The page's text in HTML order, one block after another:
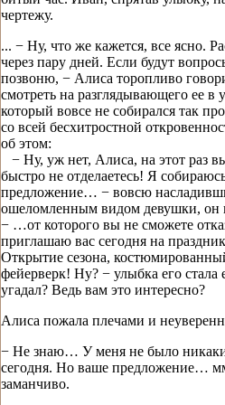
чертежу.
... − Ну, что же кажется, все ясно.
через пару дней. Если будут
позвоню, − Алиса торопливо
смотреть на разглядывающего ее в
который вовсе не собирался так
со всей бесхитростной
об этом:
− Ну, уж нет, Алиса, на этот раз
быстро не отделаетесь! Я
предложение… − вовсю
ошеломленным видом девушки, он
− …от которого вы не сможете
приглашаю вас сегодня на
Открытие сезона,
фейерверк! Ну? − улыбка его
угадал? Ведь вам это интересно?
Алиса пожала плечами и
− Не знаю… У меня не было
сегодня. Но ваше предложение…
заманчиво.